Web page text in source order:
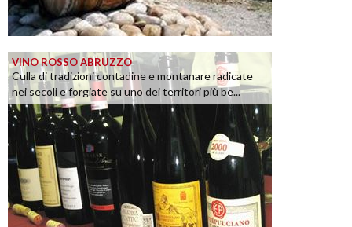
VINO ROSSO ABRUZZO
Culla di tradizioni contadine e montanare radicate
nei secoli e forgiate su uno dei territori più be...